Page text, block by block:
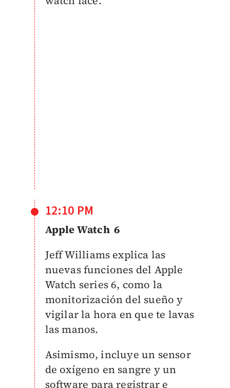
12:10 PM
Apple Watch 6
Jeff Williams explica las
nuevas funciones del Apple
Watch series 6, como la
monitorización del sueño y
vigilar la hora en que te lavas
las manos.
Asimismo, incluye un sensor
de oxígeno en sangre y un
software para registrar e